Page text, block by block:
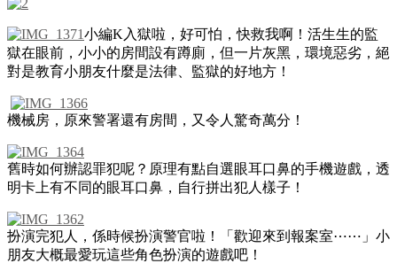
小編K入獄啦，好可怕，快救我啊！活生生的監
獄在眼前，小小的房間設有蹲廁，但一片灰黑，環境惡劣，絕
對是教育小朋友什麼是法律、監獄的好地方！
機械房，原來警署還有房間，又令人驚奇萬分！
舊時如何辦認罪犯呢？原理有點自選眼耳口鼻的手機遊戲，透
明卡上有不同的眼耳口鼻，自行拼出犯人樣子！
扮演完犯人，係時候扮演警官啦！「歡迎來到報案室⋯⋯」小
朋友大概最愛玩這些角色扮演的遊戲吧！